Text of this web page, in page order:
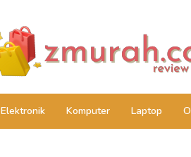
Elektronik Komputer Laptop